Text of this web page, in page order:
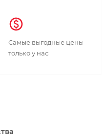
Самые выгодные цены
только у нас